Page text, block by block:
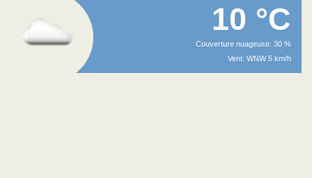
10 °C
Couverture nuageuse: 30 %
Vent: WNW 5 km/h